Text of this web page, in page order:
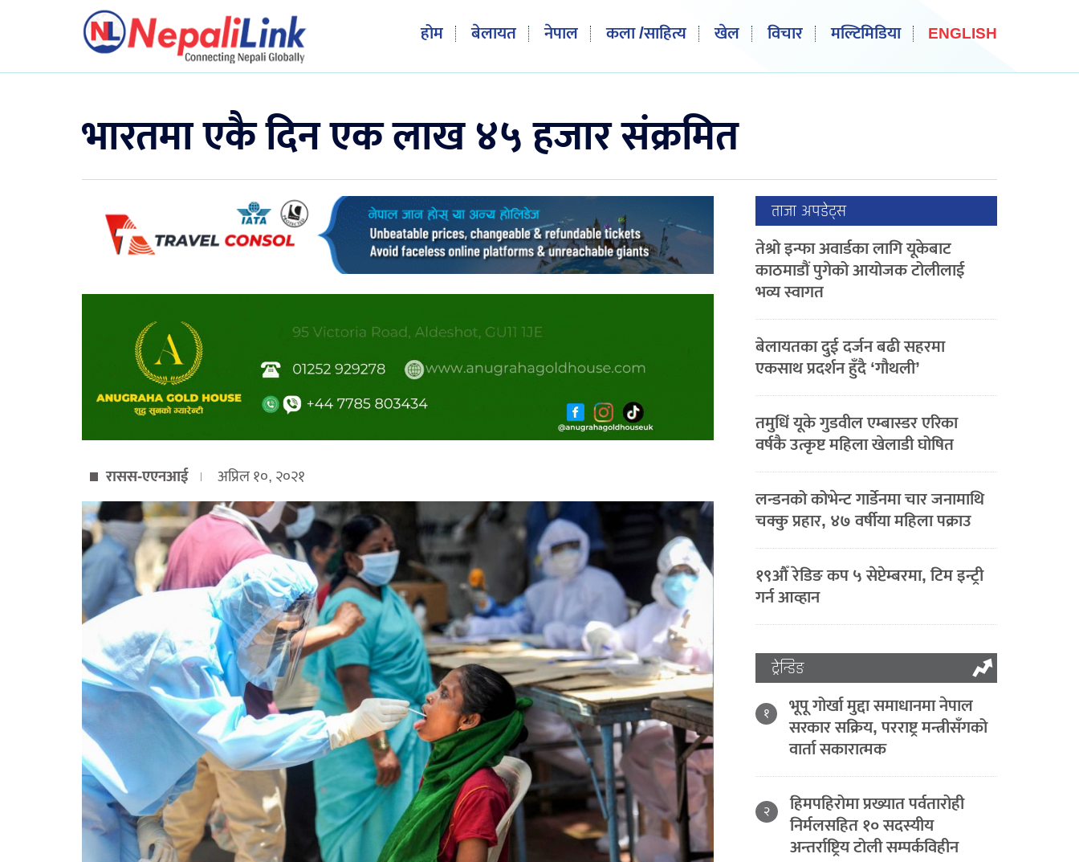
होम बेलायत नेपाल कला /साहित्य खेल विचार मल्टिमिडिया ENGLISH
भारतमा एकै दिन एक लाख ४५ हजार संक्रमित
रासस-एएनआई अप्रिल १०, २०२१
ताजा अपडेट्स
तेश्रो इन्फा अवार्डका लागि यूकेबाट
काठमाडौं पुगेको आयोजक टोलीलाई
भव्य स्वागत
बेलायतका दुई दर्जन बढी सहरमा
एकसाथ प्रदर्शन हुँदै ‘गौथली’
तमुधिं यूके गुडवील एम्बास्डर एरिका
वर्षकै उत्कृष्ट महिला खेलाडी घोषित
लन्डनको कोभेन्ट गार्डेनमा चार जनामाथि
चक्कु प्रहार, ४७ वर्षीया महिला पक्राउ
१९औँ रेडिङ कप ५ सेप्टेम्बरमा, टिम इन्ट्री
गर्न आव्हान
ट्रेन्डिङ
१ भूपू गोर्खा मुद्दा समाधानमा नेपाल
सरकार सक्रिय, परराष्ट्र मन्त्रीसँगको
वार्ता सकारात्मक
२ हिमपहिरोमा प्रख्यात पर्वतारोही
निर्मलसहित १० सदस्यीय
अन्तर्राष्ट्रिय टोली सम्पर्कविहीन